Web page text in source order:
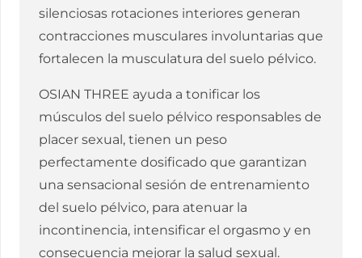
silenciosas rotaciones interiores generan
contracciones musculares involuntarias que
fortalecen la musculatura del suelo pélvico.
OSIAN THREE ayuda a tonificar los
músculos del suelo pélvico responsables de
placer sexual, tienen un peso
perfectamente dosificado que garantizan
una sensacional sesión de entrenamiento
del suelo pélvico, para atenuar la
incontinencia, intensificar el orgasmo y en
consecuencia mejorar la salud sexual.